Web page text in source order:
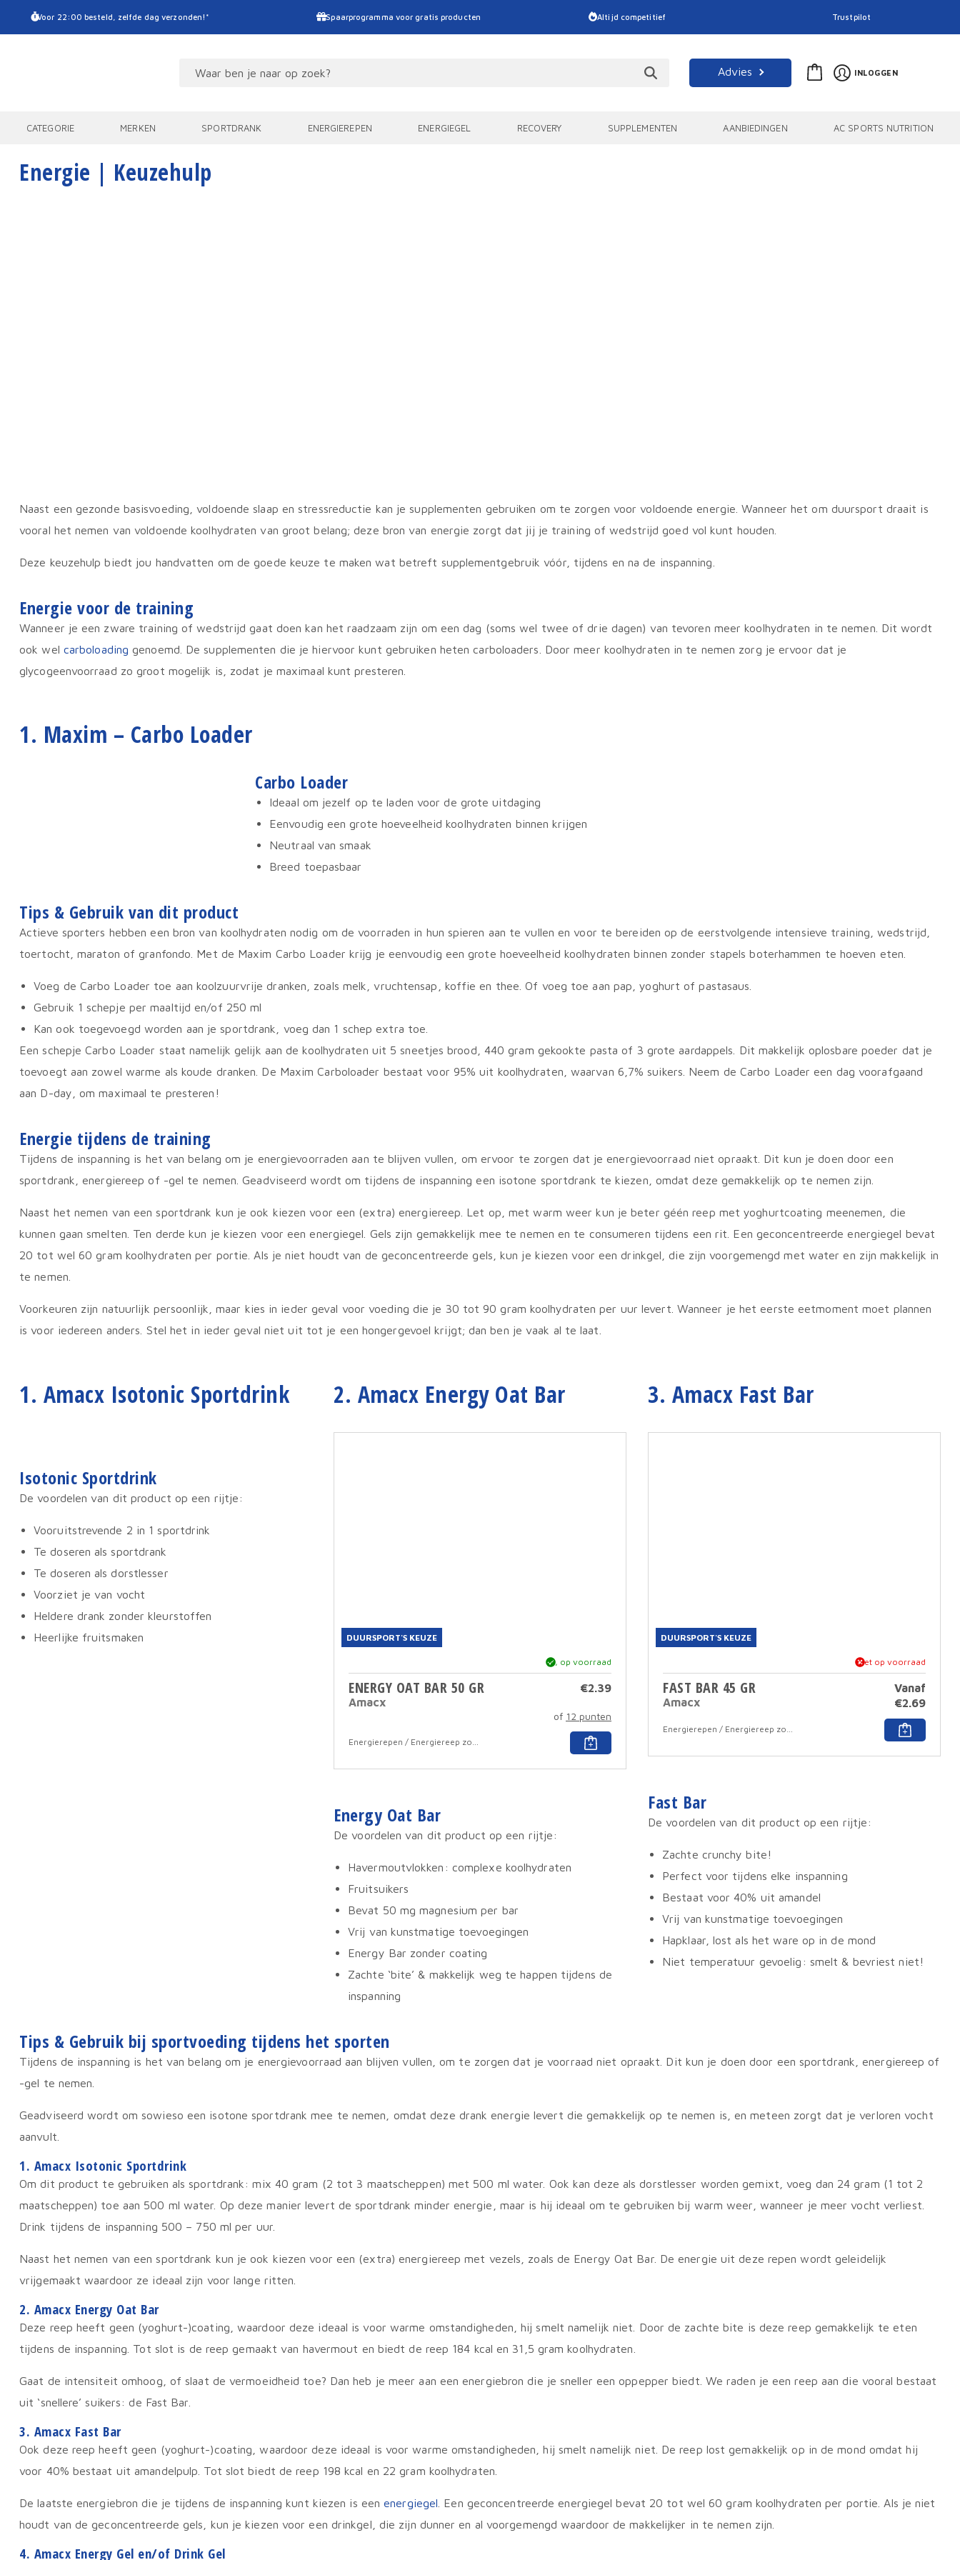
Voor 22:00 besteld, zelfde dag verzonden!* Spaarprogramma voor gratis producten Altijd competitief Trustpilot
Advies INLOGGEN
CATEGORIE MERKEN SPORTDRANK ENERGIEREPEN ENERGIEGEL RECOVERY SUPPLEMENTEN AANBIEDINGEN AC SPORTS NUTRITION
Energie | Keuzehulp
Naast een gezonde basisvoeding, voldoende slaap en stressreductie kan je supplementen gebruiken om te zorgen voor voldoende energie. Wanneer het om duursport draait is
vooral het nemen van voldoende koolhydraten van groot belang; deze bron van energie zorgt dat jij je training of wedstrijd goed vol kunt houden.
Deze keuzehulp biedt jou handvatten om de goede keuze te maken wat betreft supplementgebruik vóór, tijdens en na de inspanning.
Energie voor de training
Wanneer je een zware training of wedstrijd gaat doen kan het raadzaam zijn om een dag (soms wel twee of drie dagen) van tevoren meer koolhydraten in te nemen. Dit wordt
ook wel carboloading genoemd. De supplementen die je hiervoor kunt gebruiken heten carboloaders. Door meer koolhydraten in te nemen zorg je ervoor dat je
glycogeenvoorraad zo groot mogelijk is, zodat je maximaal kunt presteren.
1. Maxim – Carbo Loader
Carbo Loader
Ideaal om jezelf op te laden voor de grote uitdaging
Eenvoudig een grote hoeveelheid koolhydraten binnen krijgen
Neutraal van smaak
Breed toepasbaar
Tips & Gebruik van dit product
Actieve sporters hebben een bron van koolhydraten nodig om de voorraden in hun spieren aan te vullen en voor te bereiden op de eerstvolgende intensieve training, wedstrijd,
toertocht, maraton of granfondo. Met de Maxim Carbo Loader krijg je eenvoudig een grote hoeveelheid koolhydraten binnen zonder stapels boterhammen te hoeven eten.
Voeg de Carbo Loader toe aan koolzuurvrije dranken, zoals melk, vruchtensap, koffie en thee. Of voeg toe aan pap, yoghurt of pastasaus.
Gebruik 1 schepje per maaltijd en/of 250 ml
Kan ook toegevoegd worden aan je sportdrank, voeg dan 1 schep extra toe.
Een schepje Carbo Loader staat namelijk gelijk aan de koolhydraten uit 5 sneetjes brood, 440 gram gekookte pasta of 3 grote aardappels. Dit makkelijk oplosbare poeder dat je
toevoegt aan zowel warme als koude dranken. De Maxim Carboloader bestaat voor 95% uit koolhydraten, waarvan 6,7% suikers. Neem de Carbo Loader een dag voorafgaand
aan D-day, om maximaal te presteren!
Energie tijdens de training
Tijdens de inspanning is het van belang om je energievoorraden aan te blijven vullen, om ervoor te zorgen dat je energievoorraad niet opraakt. Dit kun je doen door een
sportdrank, energiereep of -gel te nemen. Geadviseerd wordt om tijdens de inspanning een isotone sportdrank te kiezen, omdat deze gemakkelijk op te nemen zijn.
Naast het nemen van een sportdrank kun je ook kiezen voor een (extra) energiereep. Let op, met warm weer kun je beter géén reep met yoghurtcoating meenemen, die
kunnen gaan smelten. Ten derde kun je kiezen voor een energiegel. Gels zijn gemakkelijk mee te nemen en te consumeren tijdens een rit. Een geconcentreerde energiegel bevat
20 tot wel 60 gram koolhydraten per portie. Als je niet houdt van de geconcentreerde gels, kun je kiezen voor een drinkgel, die zijn voorgemengd met water en zijn makkelijk in
te nemen.
Voorkeuren zijn natuurlijk persoonlijk, maar kies in ieder geval voor voeding die je 30 tot 90 gram koolhydraten per uur levert. Wanneer je het eerste eetmoment moet plannen
is voor iedereen anders. Stel het in ieder geval niet uit tot je een hongergevoel krijgt; dan ben je vaak al te laat.
1. Amacx Isotonic Sportdrink
Isotonic Sportdrink
De voordelen van dit product op een rijtje:
Vooruitstrevende 2 in 1 sportdrink
Te doseren als sportdrank
Te doseren als dorstlesser
Voorziet je van vocht
Heldere drank zonder kleurstoffen
Heerlijke fruitsmaken
2. Amacx Energy Oat Bar
DUURSPORT'S KEUZE
ja, op voorraad
ENERGY OAT BAR 50 GR
Amacx
€2.39
of 12 punten
Dit
product
productpagina
Energy Oat Bar
De voordelen van dit product op een rijtje:
Havermoutvlokken: complexe koolhydraten
Fruitsuikers
Bevat 50 mg magnesium per bar
Vrij van kunstmatige toevoegingen
Energy Bar zonder coating
Zachte ‘bite’ & makkelijk weg te happen tijdens de
inspanning
3. Amacx Fast Bar
DUURSPORT'S KEUZE
niet op voorraad
FAST BAR 45 GR
Amacx
Vanaf
€2.69
Dit
Fast Bar
De voordelen van dit product op een rijtje:
Zachte crunchy bite!
Perfect voor tijdens elke inspanning
Bestaat voor 40% uit amandel
Vrij van kunstmatige toevoegingen
Hapklaar, lost als het ware op in de mond
Niet temperatuur gevoelig: smelt & bevriest niet!
Tips & Gebruik bij sportvoeding tijdens het sporten
Tijdens de inspanning is het van belang om je energievoorraad aan blijven vullen, om te zorgen dat je voorraad niet opraakt. Dit kun je doen door een sportdrank, energiereep of
-gel te nemen.
Geadviseerd wordt om sowieso een isotone sportdrank mee te nemen, omdat deze drank energie levert die gemakkelijk op te nemen is, en meteen zorgt dat je verloren vocht
aanvult.
1. Amacx Isotonic Sportdrink
Om dit product te gebruiken als sportdrank: mix 40 gram (2 tot 3 maatscheppen) met 500 ml water. Ook kan deze als dorstlesser worden gemixt, voeg dan 24 gram (1 tot 2
maatscheppen) toe aan 500 ml water. Op deze manier levert de sportdrank minder energie, maar is hij ideaal om te gebruiken bij warm weer, wanneer je meer vocht verliest.
Drink tijdens de inspanning 500 – 750 ml per uur.
Naast het nemen van een sportdrank kun je ook kiezen voor een (extra) energiereep met vezels, zoals de Energy Oat Bar. De energie uit deze repen wordt geleidelijk
vrijgemaakt waardoor ze ideaal zijn voor lange ritten.
2. Amacx Energy Oat Bar
Deze reep heeft geen (yoghurt-)coating, waardoor deze ideaal is voor warme omstandigheden, hij smelt namelijk niet. Door de zachte bite is deze reep gemakkelijk te eten
tijdens de inspanning. Tot slot is de reep gemaakt van havermout en biedt de reep 184 kcal en 31,5 gram koolhydraten.
Gaat de intensiteit omhoog, of slaat de vermoeidheid toe? Dan heb je meer aan een energiebron die je sneller een oppepper biedt. We raden je een reep aan die vooral bestaat
uit ‘snellere’ suikers: de Fast Bar.
3. Amacx Fast Bar
Ook deze reep heeft geen (yoghurt-)coating, waardoor deze ideaal is voor warme omstandigheden, hij smelt namelijk niet. De reep lost gemakkelijk op in de mond omdat hij
voor 40% bestaat uit amandelpulp. Tot slot biedt de reep 198 kcal en 22 gram koolhydraten.
De laatste energiebron die je tijdens de inspanning kunt kiezen is eenenergiegel . Een geconcentreerde energiegel bevat 20 tot wel 60 gram koolhydraten per portie. Als je niet
houdt van de geconcentreerde gels, kun je kiezen voor een drinkgel, die zijn dunner en al voorgemengd waardoor de makkelijker in te nemen zijn.
4. Amacx Energy Gel en/of Drink Gel